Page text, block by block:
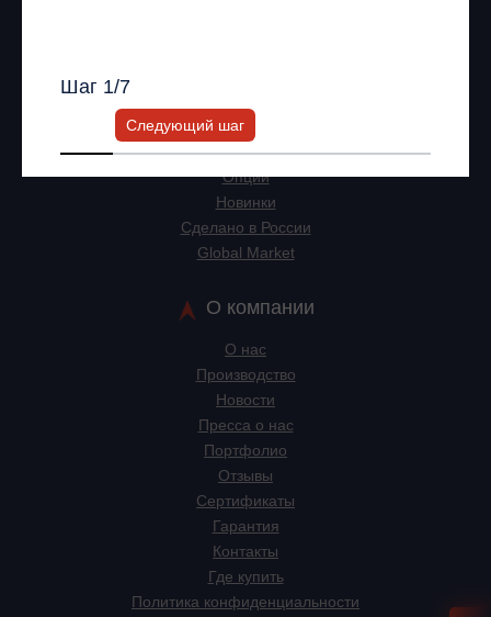
Онлайн ИБП
Модульные ИБП
Опции
Новинки
Сделано в России
Global Market
О компании
О нас
Производство
Новости
Пресса о нас
Портфолио
Отзывы
Сертификаты
Гарантия
Контакты
Где купить
Политика конфиденциальности
Шаг 1/7
Следующий шаг